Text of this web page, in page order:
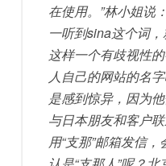
在使用。”林小姐说
一听到sina这个词，
这样一个有歧视性
人自己的网站的名
是感到惊异，因为
与日本朋友和客户
用“支那”邮箱发信